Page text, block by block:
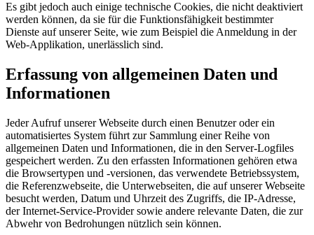
Es gibt jedoch auch einige technische Cookies, die nicht deaktiviert
werden können, da sie für die Funktionsfähigkeit bestimmter
Dienste auf unserer Seite, wie zum Beispiel die Anmeldung in der
Web-Applikation, unerlässlich sind.
Erfassung von allgemeinen Daten und
Informationen
Jeder Aufruf unserer Webseite durch einen Benutzer oder ein
automatisiertes System führt zur Sammlung einer Reihe von
allgemeinen Daten und Informationen, die in den Server-Logfiles
gespeichert werden. Zu den erfassten Informationen gehören etwa
die Browsertypen und -versionen, das verwendete Betriebssystem,
die Referenzwebseite, die Unterwebseiten, die auf unserer Webseite
besucht werden, Datum und Uhrzeit des Zugriffs, die IP-Adresse,
der Internet-Service-Provider sowie andere relevante Daten, die zur
Abwehr von Bedrohungen nützlich sein können.